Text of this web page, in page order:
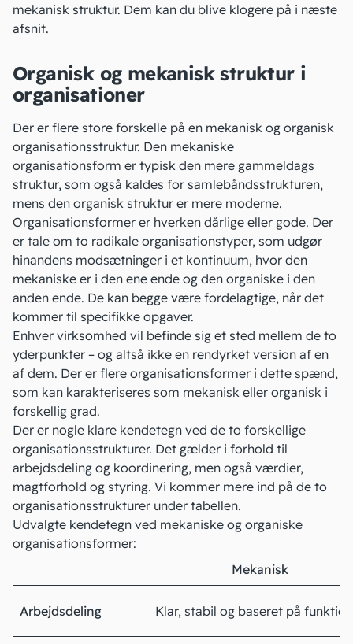
mekanisk struktur. Dem kan du blive klogere på i næste
afsnit.
Organisk og mekanisk struktur i
organisationer
Der er flere store forskelle på en mekanisk og organisk
organisationsstruktur. Den mekaniske
organisationsform er typisk den mere gammeldags
struktur, som også kaldes for samlebåndsstrukturen,
mens den organisk struktur er mere moderne.
Organisationsformer er hverken dårlige eller gode. Der
er tale om to radikale organisationstyper, som udgør
hinandens modsætninger i et kontinuum, hvor den
mekaniske er i den ene ende og den organiske i den
anden ende. De kan begge være fordelagtige, når det
kommer til specifikke opgaver.
Enhver virksomhed vil befinde sig et sted mellem de to
yderpunkter – og altså ikke en rendyrket version af en
af dem. Der er flere organisationsformer i dette spænd,
som kan karakteriseres som mekanisk eller organisk i
forskellig grad.
Der er nogle klare kendetegn ved de to forskellige
organisationsstrukturer. Det gælder i forhold til
arbejdsdeling og koordinering, men også værdier,
magtforhold og styring. Vi kommer mere ind på de to
organisationsstrukturer under tabellen.
Udvalgte kendetegn ved mekaniske og organiske
organisationsformer:
Mekanisk
Arbejdsdeling Klar, stabil og baseret på